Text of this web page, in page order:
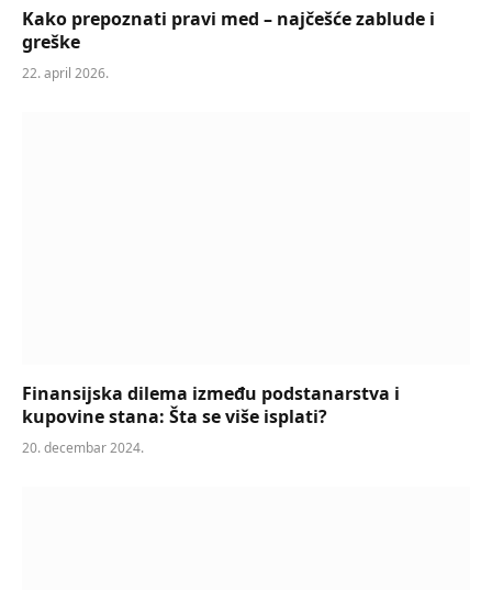
Kako prepoznati pravi med – najčešće zablude i
greške
22. april 2026.
Finansijska dilema između podstanarstva i
kupovine stana: Šta se više isplati?
20. decembar 2024.